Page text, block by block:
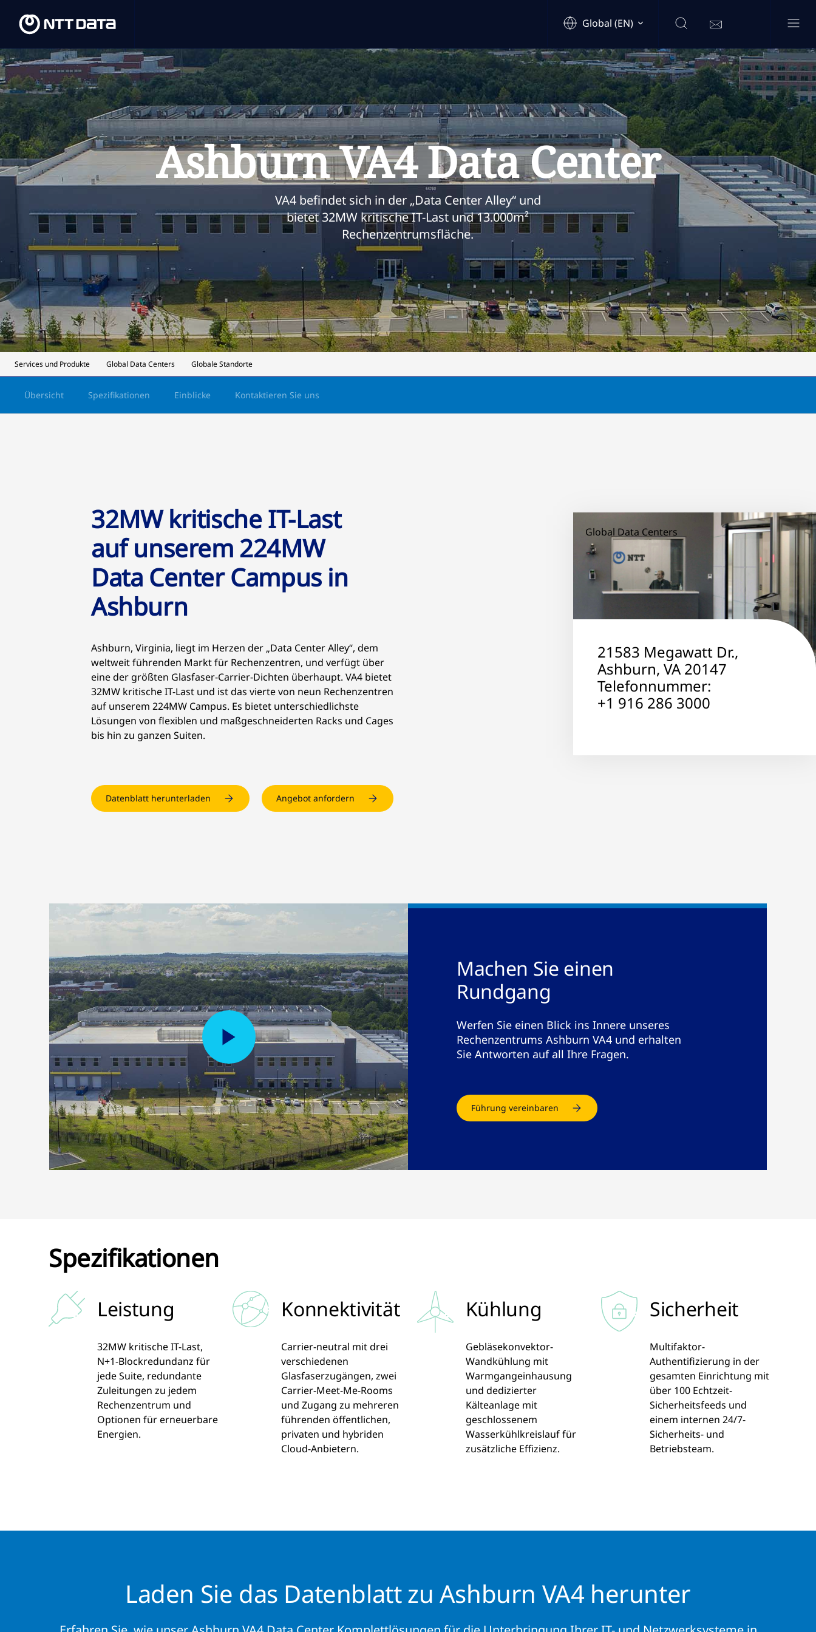
Global (EN)
Ashburn VA4 Data Center
VA4 befindet sich in der „Data Center Alley“ und
bietet 32MW kritische IT-Last und 13.000m²
Rechenzentrumsfläche.
Services und Produkte Global Data Centers Globale Standorte
Übersicht Spezifikationen Einblicke Kontaktieren Sie uns
32MW kritische IT-Last
auf unserem 224MW
Data Center Campus in
Ashburn
Ashburn, Virginia, liegt im Herzen der „Data Center Alley“, dem
weltweit führenden Markt für Rechenzentren, und verfügt über
eine der größten Glasfaser-Carrier-Dichten überhaupt. VA4 bietet
32MW kritische IT-Last und ist das vierte von neun Rechenzentren
auf unserem 224MW Campus. Es bietet unterschiedlichste
Lösungen von flexiblen und maßgeschneiderten Racks und Cages
bis hin zu ganzen Suiten.
Datenblatt herunterladen Angebot anfordern
Global Data Centers
21583 Megawatt Dr.,
Ashburn, VA 20147
Telefonnummer:
+1 916 286 3000
Machen Sie einen
Rundgang
Werfen Sie einen Blick ins Innere unseres
Rechenzentrums Ashburn VA4 und erhalten
Sie Antworten auf all Ihre Fragen.
Führung vereinbaren
Spezifikationen
Leistung
32MW kritische IT-Last,
N+1-Blockredundanz für
jede Suite, redundante
Zuleitungen zu jedem
Rechenzentrum und
Optionen für erneuerbare
Energien.
Konnektivität
Carrier-neutral mit drei
verschiedenen
Glasfaserzugängen, zwei
Carrier-Meet-Me-Rooms
und Zugang zu mehreren
führenden öffentlichen,
privaten und hybriden
Cloud-Anbietern.
Kühlung
Gebläsekonvektor-
Wandkühlung mit
Warmgangeinhausung
und dedizierter
Kälteanlage mit
geschlossenem
Wasserkühlkreislauf für
zusätzliche Effizienz.
Sicherheit
Multifaktor-
Authentifizierung in der
gesamten Einrichtung mit
über 100 Echtzeit-
Sicherheitsfeeds und
einem internen 24/7-
Sicherheits- und
Betriebsteam.
Laden Sie das Datenblatt zu Ashburn VA4 herunter